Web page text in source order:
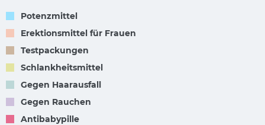
Potenzmittel
Erektionsmittel für Frauen
Testpackungen
Schlankheitsmittel
Gegen Haarausfall
Gegen Rauchen
Antibabypille